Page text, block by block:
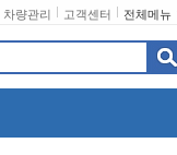
전체메뉴
고객센터
차량관리